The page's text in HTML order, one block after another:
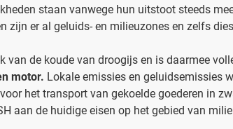
staan vanwege hun uitstoot steeds
zijn er al geluids- en milieuzones en zelfs
van de koude van droogijs en is daarmee
motor. Lokale emissies en geluidsemissies
voor het transport van gekoelde goederen in
aan de huidige eisen op het gebied van